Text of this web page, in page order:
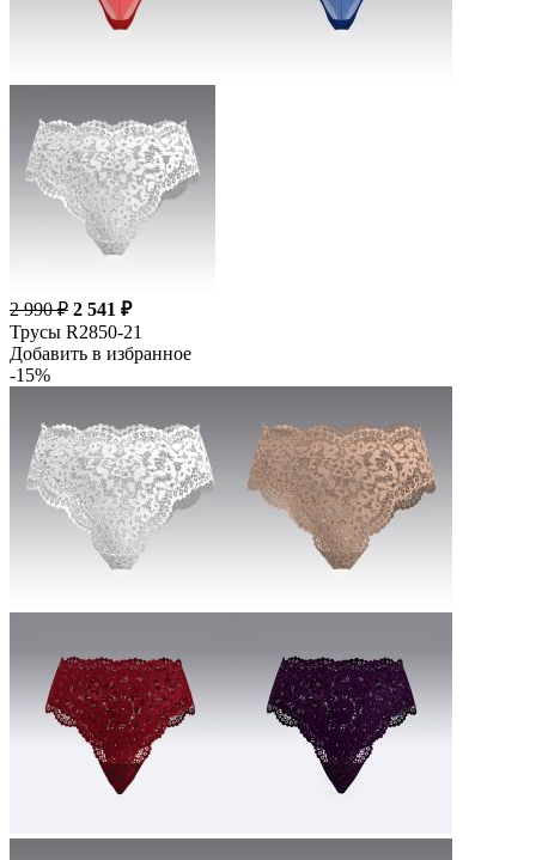
2 990 ₽ 2 541 ₽
Трусы R2850-21
Добавить в избранное
-15%